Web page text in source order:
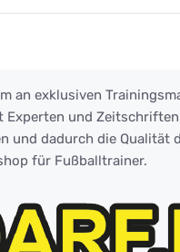
exklusiven
und
dadurch die Qualität
für Fußballtrainer.